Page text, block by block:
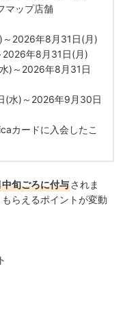
マップ店舗
2026年8月31日(月)
2026年8月31日(月)
)～2026年8月31日
(水)～2026年9月30日
カードに入会したこ
旬ごろに付与されま
らえるポイントが変動